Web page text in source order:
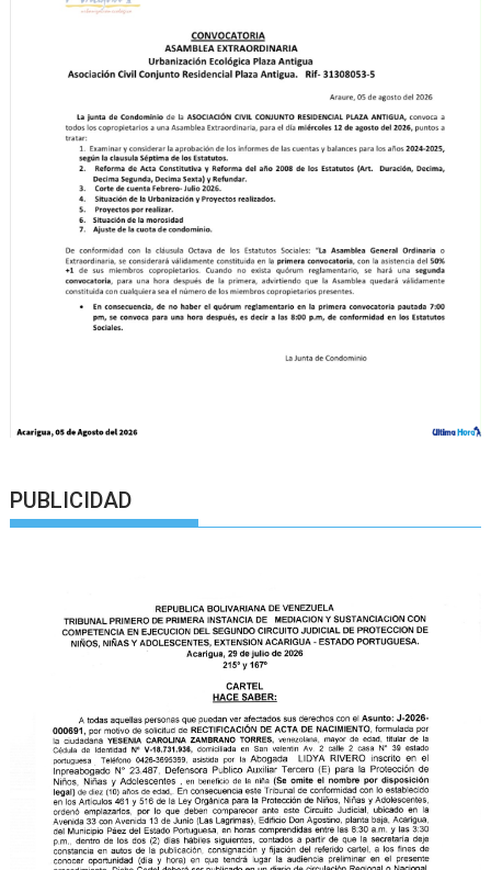
PUBLICIDAD